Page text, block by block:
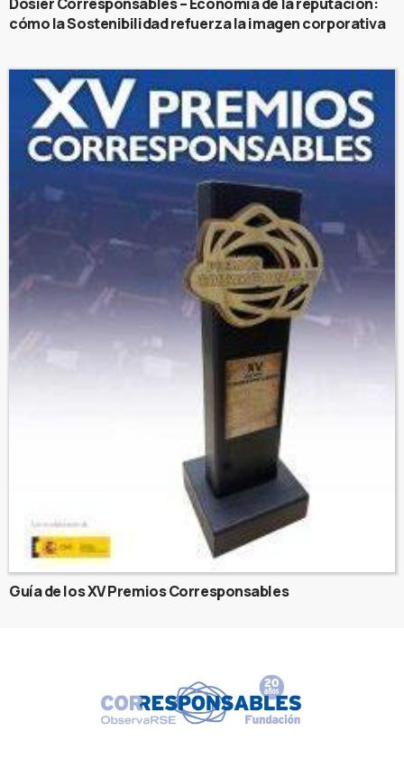
Dosier Corresponsables – Economía de la reputación:
cómo la Sostenibilidad refuerza la imagen corporativa
Guía de los XV Premios Corresponsables